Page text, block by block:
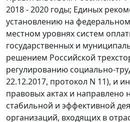
2018 - 2020 годы; Единых
установлению на
местном уровнях систем
государственных и
решением Российской
регулированию социально-
22.12.2017, протокол N 11), и
правовых актах и направлено
стабильной и эффективной
организаций, входящих в